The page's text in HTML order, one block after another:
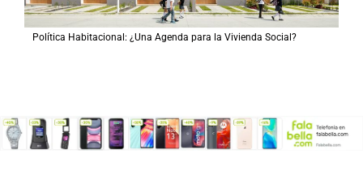
Política Habitacional: ¿Una Agenda para la Vivienda Social?